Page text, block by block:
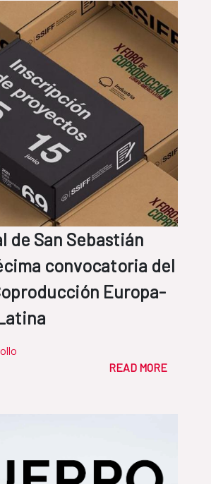
de San Sebastián
convocatoria del
Europa-
READ MORE